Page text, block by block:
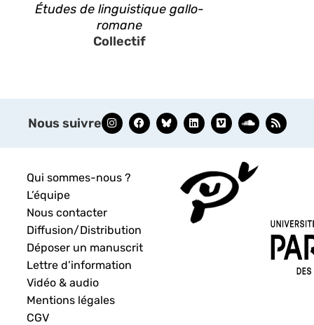
Études de linguistique gallo-
romane
Collectif
Nous suivre
Qui sommes-nous ?
L’équipe
Nous contacter
Diffusion/Distribution
Déposer un manuscrit
Lettre d’information
Vidéo & audio
Mentions légales
CGV